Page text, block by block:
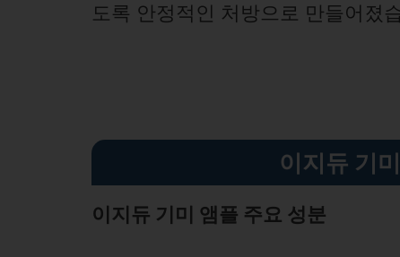
도록 안정적인 처방으로 만들어졌
이지듀 기
이지듀 기미 앰플 주요 성분